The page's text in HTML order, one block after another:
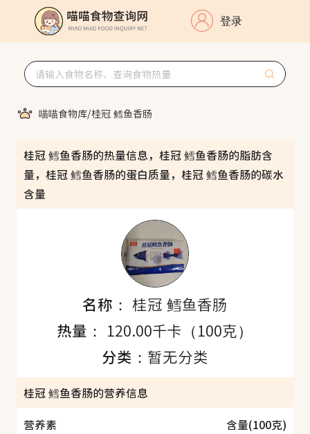
登录
喵喵食物库/桂冠 鳕鱼香肠
桂冠 鳕鱼香肠的热量信息，桂冠 鳕鱼香肠的脂肪含
量，桂冠 鳕鱼香肠的蛋白质量，桂冠 鳕鱼香肠的碳水
含量
名称： 桂冠 鳕鱼香肠
热量： 120.00千卡（100克）
分类： 暂无分类
桂冠 鳕鱼香肠的营养信息
营养素
含量(100克)